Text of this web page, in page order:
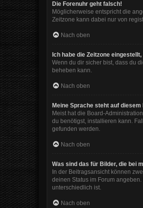
Die Forenuhr geht falsch!
Möglicherweise entspricht die
Zeitzone kann dabei nur von
Nach oben
Ich habe die Zeitzone
Wenn du dir sicher bist, dass du
beheben kann.
Nach oben
Meine Sprache steht auf
Meist hat die Board-
du benötigst, installieren kann.
gefunden werden.
Nach oben
Was sind das für Bilder, die bei
In der Beitragsansicht können
deinen Status im Forum
unterschiedlich ist.
Nach oben